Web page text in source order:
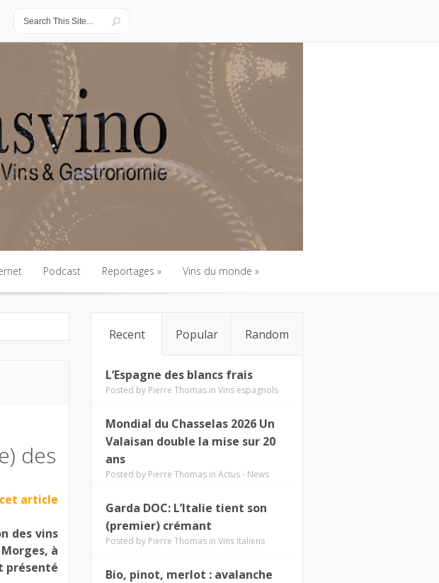
Podcast
Podcast
Reportages
Reportages
Vins du monde
Vins du monde
des
article
des vins
à
présenté
Recent Popular Random
L’Espagne des blancs frais
Posted by Pierre Thomas in Vins espagnols
Mondial du Chasselas 2026 Un
Valaisan double la mise sur 20
ans
Posted by Pierre Thomas in Actus - News
Garda DOC: L’Italie tient son
(premier) crémant
Posted by Pierre Thomas in Vins italiens
Bio, pinot, merlot : avalanche